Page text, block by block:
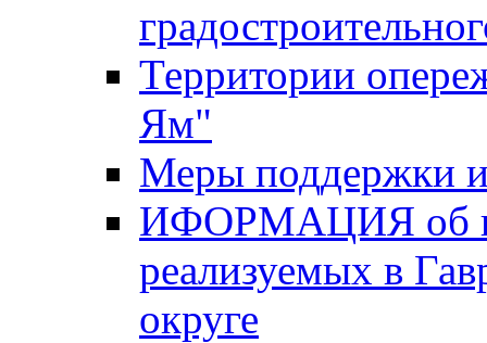
Территории
Ям"
Меры поддержки
ИФОРМАЦИЯ об
реализуемых в
округе